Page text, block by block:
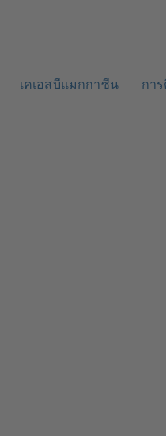
เคเอสบีแมกกาซีน กา